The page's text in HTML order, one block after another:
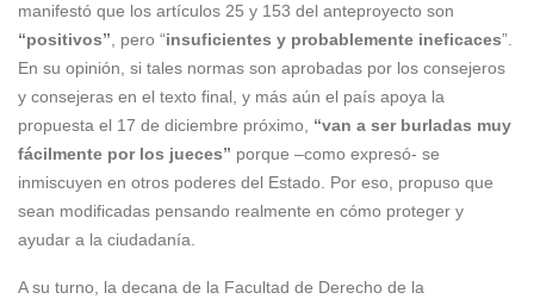
manifestó que los artículos 25 y 153 del anteproyecto son
“positivos”, pero “insuficientes y probablemente ineficaces”.
En su opinión, si tales normas son aprobadas por los consejeros
y consejeras en el texto final, y más aún el país apoya la
propuesta el 17 de diciembre próximo, “van a ser burladas muy
fácilmente por los jueces” porque –como expresó- se
inmiscuyen en otros poderes del Estado. Por eso, propuso que
sean modificadas pensando realmente en cómo proteger y
ayudar a la ciudadanía.
A su turno, la decana de la Facultad de Derecho de la